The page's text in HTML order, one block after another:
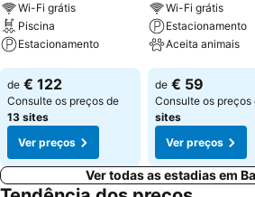
Wi-Fi grátis
Piscina
Estacionamento
Ver preços
de € 122
Consulte os preços de
13 sites
Ver preços
Wi-Fi grátis
Estacionamento
Aceita animais
Ver preços
de € 59
Consulte os preços
sites
Ver preços
Ver todas as estadias em